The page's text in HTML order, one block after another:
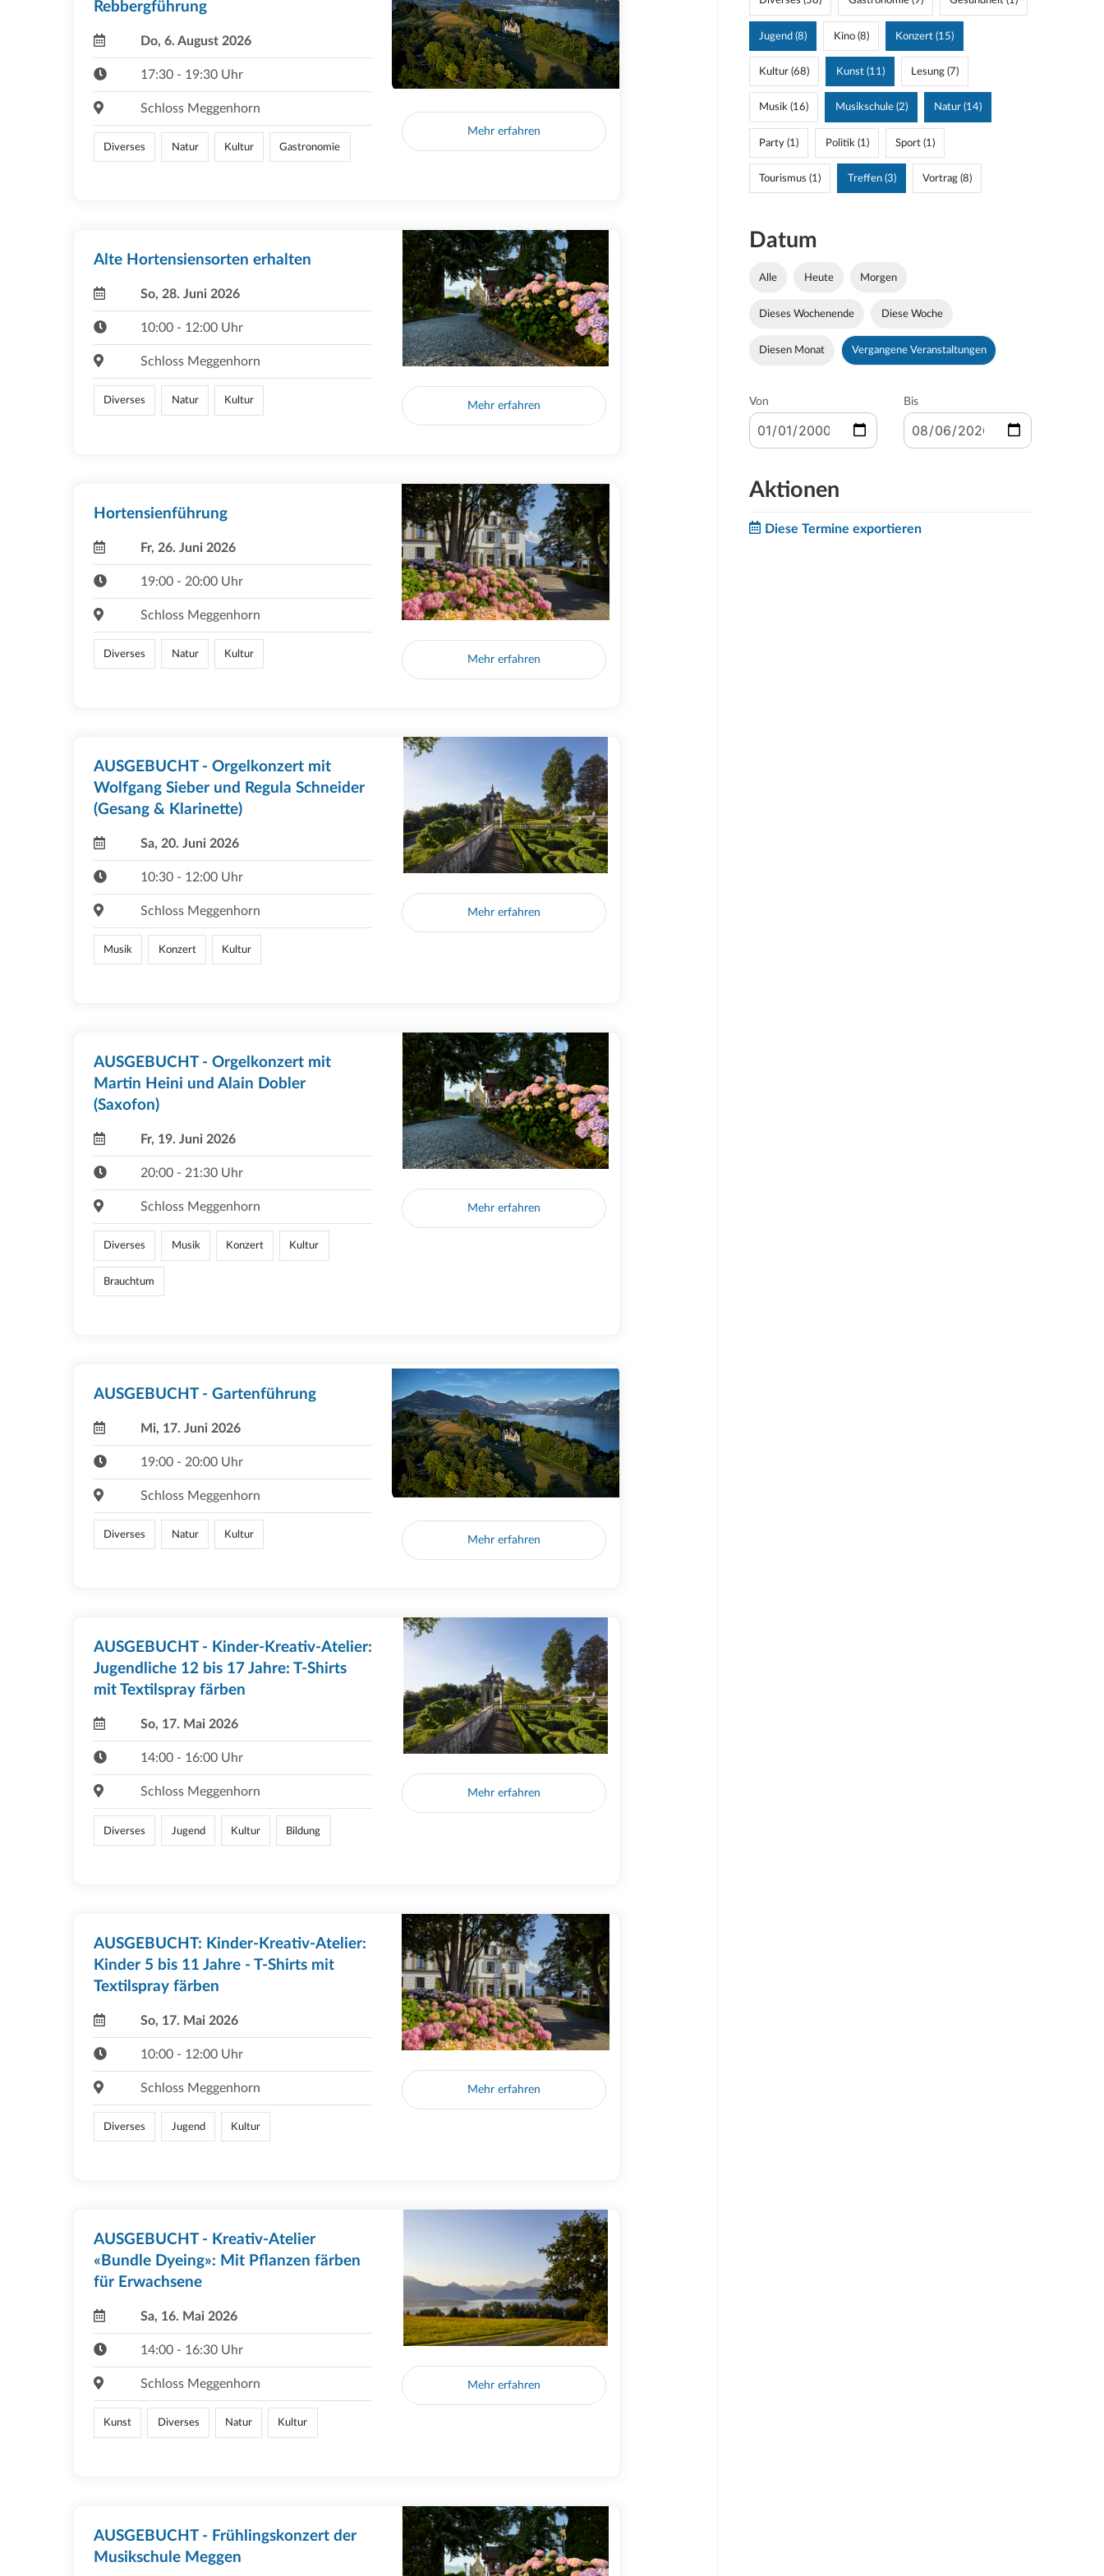
Rebbergführung
Do, 6. August 2026
17:30 - 19:30 Uhr
Schloss Meggenhorn
Diverses Natur Kultur Gastronomie
Mehr erfahren
Alte Hortensiensorten erhalten
So, 28. Juni 2026
10:00 - 12:00 Uhr
Schloss Meggenhorn
Diverses Natur Kultur Mehr erfahren
Hortensienführung
Fr, 26. Juni 2026
19:00 - 20:00 Uhr
Schloss Meggenhorn
Diverses Natur Kultur Mehr erfahren
AUSGEBUCHT - Orgelkonzert mit
Wolfgang Sieber und Regula Schneider
(Gesang & Klarinette)
Sa, 20. Juni 2026
10:30 - 12:00 Uhr
Schloss Meggenhorn
Musik Konzert Kultur
Mehr erfahren
AUSGEBUCHT - Orgelkonzert mit
Martin Heini und Alain Dobler
(Saxofon)
Fr, 19. Juni 2026
20:00 - 21:30 Uhr
Schloss Meggenhorn
Diverses Musik Konzert Kultur
Brauchtum
Mehr erfahren
AUSGEBUCHT - Gartenführung
Mi, 17. Juni 2026
19:00 - 20:00 Uhr
Schloss Meggenhorn
Diverses Natur Kultur Mehr erfahren
AUSGEBUCHT - Kinder-Kreativ-Atelier:
Jugendliche 12 bis 17 Jahre: T-Shirts
mit Textilspray färben
So, 17. Mai 2026
14:00 - 16:00 Uhr
Schloss Meggenhorn
Diverses Jugend Kultur Bildung
Mehr erfahren
AUSGEBUCHT: Kinder-Kreativ-Atelier:
Kinder 5 bis 11 Jahre - T-Shirts mit
Textilspray färben
So, 17. Mai 2026
10:00 - 12:00 Uhr
Schloss Meggenhorn
Diverses Jugend Kultur
Mehr erfahren
AUSGEBUCHT - Kreativ-Atelier
«Bundle Dyeing»: Mit Pflanzen färben
für Erwachsene
Sa, 16. Mai 2026
14:00 - 16:30 Uhr
Schloss Meggenhorn
Kunst Diverses Natur Kultur
Mehr erfahren
AUSGEBUCHT - Frühlingskonzert der
Musikschule Meggen
Jugend (8) Kino (8) Konzert (15)
Kultur (68) Kunst (11) Lesung (7)
Musik (16) Musikschule (2) Natur (14)
Party (1) Politik (1) Sport (1)
Tourismus (1) Treffen (3) Vortrag (8)
Datum
Alle Heute Morgen
Dieses Wochenende Diese Woche
Diesen Monat Vergangene Veranstaltungen
Von Bis
Aktionen
Diese Termine exportieren